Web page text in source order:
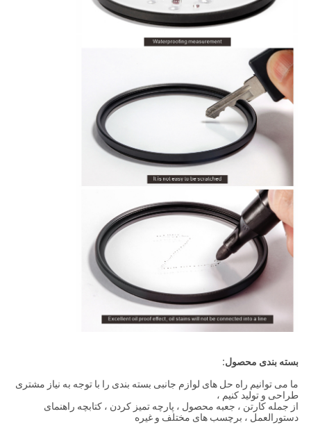
بسته بندی محصول:
ما می توانیم راه حل های لوازم جانبی بسته بندی را با توجه به نیاز مشتری
طراحی و تولید کنیم ،
از جمله کارتن ، جعبه محصول ، پارچه تمیز کردن ، کتابچه راهنمای
دستورالعمل ، برچسب های مختلف و غیره